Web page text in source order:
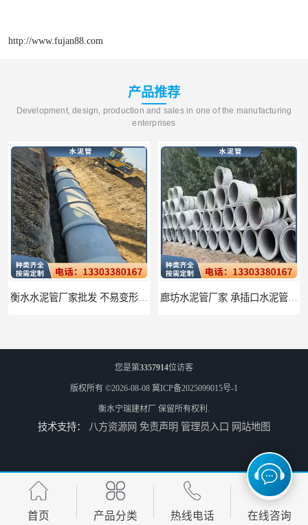
http://www.fujan88.com
产品推荐
Development, design, production and sales in one of the manufacturing
enterprises
邢台预制检查井批发 检修井 有效引导分流雨水 唐山检查井厂家批发 检测井 结构简单易于安装
您是第3357914位访客
版权所有 ©2026-08-08 冀ICP备2025099015号-1
衡水宁瑞建材厂 保留所有权利.
技术支持： 八方资源网 免责声明 管理员入口 网站地图
首页 产品分类 热线电话 在线咨询